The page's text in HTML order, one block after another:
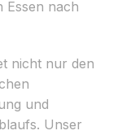
Essen nach
nicht nur den
und
Unser